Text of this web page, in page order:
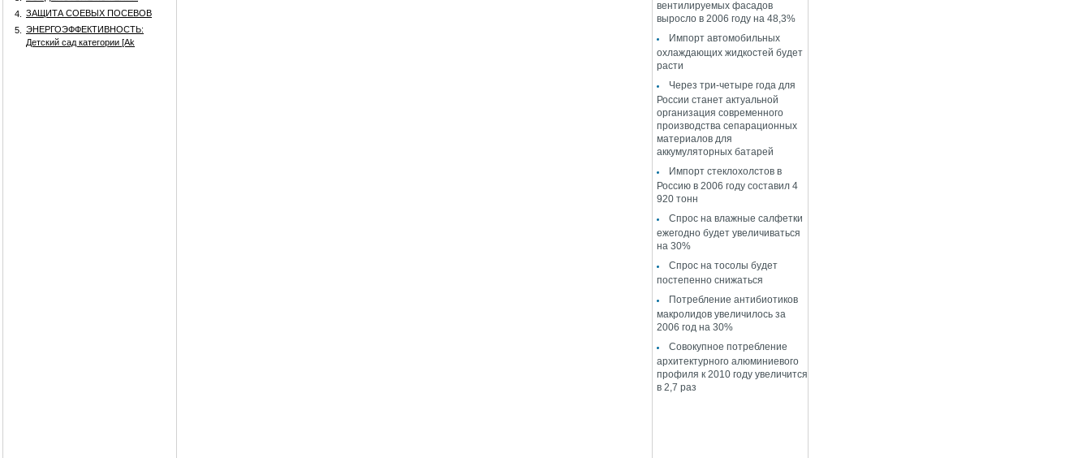
4.
ЗАЩИТА СОЕВЫХ ПОСЕВОВ
5.
ЭНЕРГОЭФФЕКТИВНОСТЬ:
Детский сад категории [Аk
вентилируемых фасадов
выросло в 2006 году на 48,3%
Импорт автомобильных
охлаждающих жидкостей будет
расти
Через три-четыре года для
России станет актуальной
организация современного
производства сепарационных
материалов для
аккумуляторных батарей
Импорт стеклохолстов в
Россию в 2006 году составил 4
920 тонн
Спрос на влажные салфетки
ежегодно будет увеличиваться
на 30%
Спрос на тосолы будет
постепенно снижаться
Потребление антибиотиков
макролидов увеличилось за
2006 год на 30%
Совокупное потребление
архитектурного алюминиевого
профиля к 2010 году увеличится
в 2,7 раз